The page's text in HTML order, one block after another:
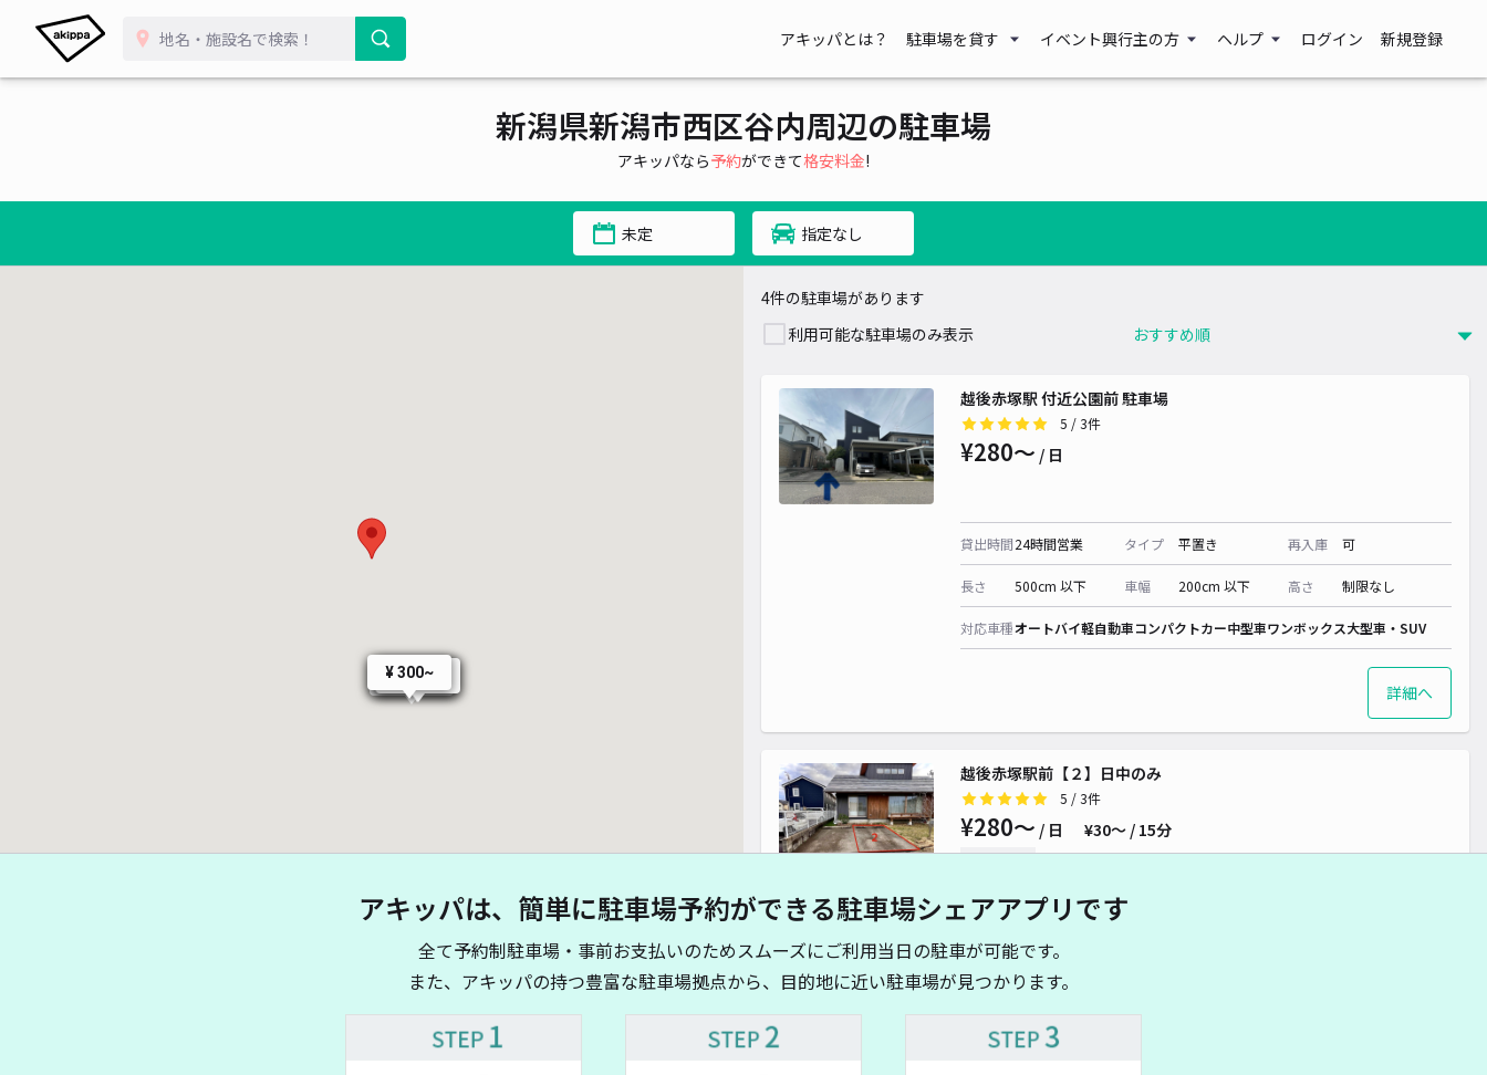
アキッパとは？ 駐車場を貸す イベント興行主の方 ヘルプ ログイン 新規登録
新潟県新潟市西区谷内周辺の駐車場
アキッパなら予約ができて格安料金!
未定 指定なし
¥ 280~
¥ 280~
¥ 280~
¥ 300~
4件の駐車場があります
利用可能な駐車場のみ表示
越後赤塚駅 付近公園前 駐車場
5 / 3件
¥280〜 / 日
貸出時間24時間営業 タイプ 平置き 再入庫 可
長さ 500cm 以下 車幅 200cm 以下 高さ 制限なし
対応車種オートバイ軽自動車コンパクトカー中型車ワンボックス大型車・SUV
詳細へ
越後赤塚駅前【２】日中のみ
5 / 3件
¥280〜 / 日 ¥30〜 / 15分
貸出時間 08:00 〜18:00
長さ 500cm 以下
アキッパは、簡単に駐車場予約ができる駐車場シェアアプリです
全て予約制駐車場・事前お支払いのためスムーズにご利用当日の駐車が可能です。
また、アキッパの持つ豊富な駐車場拠点から、目的地に近い駐車場が見つかります。